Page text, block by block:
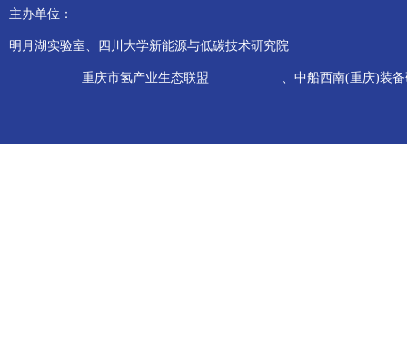
主办单位：
明月湖实验室、四川大学新能源与低碳技术研究院
重庆市氢产业生态联盟 、中船西南(重庆)装